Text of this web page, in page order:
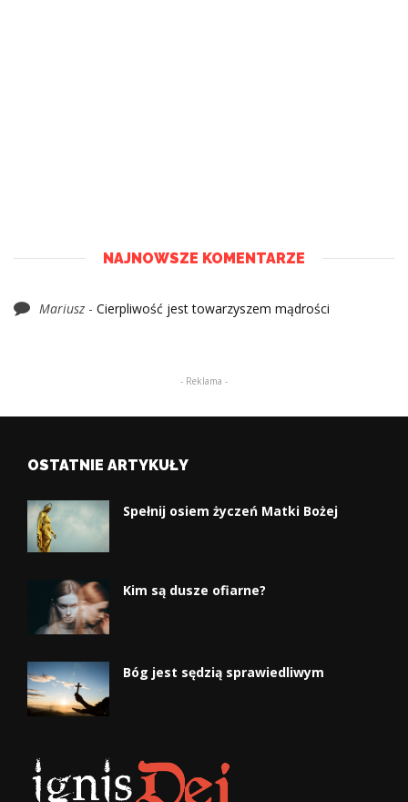
NAJNOWSZE KOMENTARZE
Mariusz - Cierpliwość jest towarzyszem mądrości
- Reklama -
OSTATNIE ARTYKUŁY
Spełnij osiem życzeń Matki Bożej
Kim są dusze ofiarne?
Bóg jest sędzią sprawiedliwym